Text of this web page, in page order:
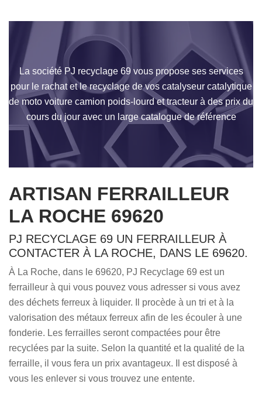
La société PJ recyclage 69 vous propose ses services
pour le rachat et le recyclage de vos catalyseur catalytique
de moto voiture camion poids-lourd et tracteur à des prix du
cours du jour avec un large catalogue de référence
ARTISAN FERRAILLEUR
LA ROCHE 69620
PJ RECYCLAGE 69 UN FERRAILLEUR À
CONTACTER À LA ROCHE, DANS LE 69620.
À La Roche, dans le 69620, PJ Recyclage 69 est un
ferrailleur à qui vous pouvez vous adresser si vous avez
des déchets ferreux à liquider. Il procède à un tri et à la
valorisation des métaux ferreux afin de les écouler à une
fonderie. Les ferrailles seront compactées pour être
recyclées par la suite. Selon la quantité et la qualité de la
ferraille, il vous fera un prix avantageux. Il est disposé à
vous les enlever si vous trouvez une entente.